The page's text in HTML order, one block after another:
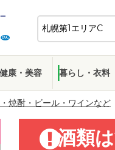
健康・美容 暮らし・衣料
焼酎・ビール・ワインなど
酒類